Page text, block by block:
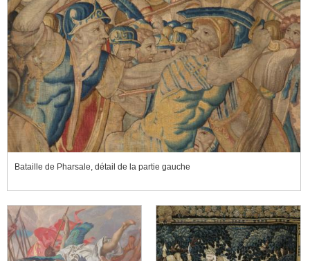
Bataille de Pharsale, détail de la partie gauche